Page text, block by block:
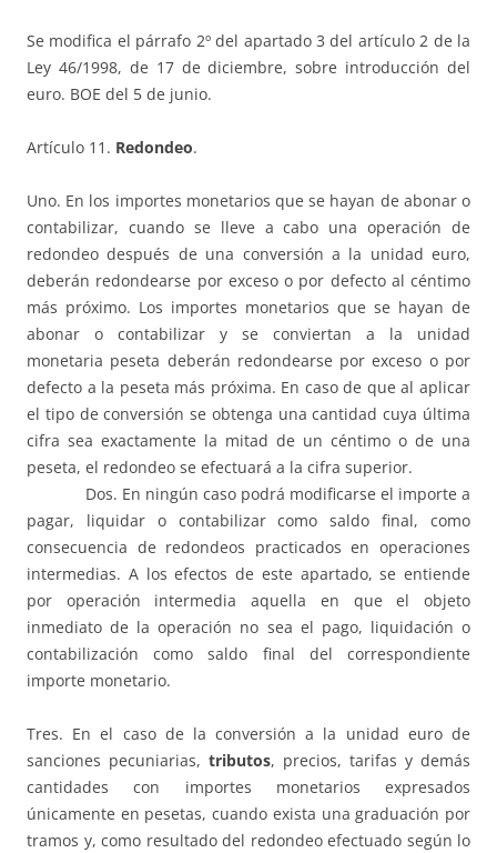
Se modifica el párrafo 2º del apartado 3 del artículo 2 de la
Ley 46/1998, de 17 de diciembre, sobre introducción del
euro. BOE del 5 de junio.
Artículo 11. Redondeo.
Uno. En los importes monetarios que se hayan de abonar o
contabilizar, cuando se lleve a cabo una operación de
redondeo después de una conversión a la unidad euro,
deberán redondearse por exceso o por defecto al céntimo
más próximo. Los importes monetarios que se hayan de
abonar o contabilizar y se conviertan a la unidad
monetaria peseta deberán redondearse por exceso o por
defecto a la peseta más próxima. En caso de que al aplicar
el tipo de conversión se obtenga una cantidad cuya última
cifra sea exactamente la mitad de un céntimo o de una
peseta, el redondeo se efectuará a la cifra superior.
Dos. En ningún caso podrá modificarse el importe a
pagar, liquidar o contabilizar como saldo final, como
consecuencia de redondeos practicados en operaciones
intermedias. A los efectos de este apartado, se entiende
por operación intermedia aquella en que el objeto
inmediato de la operación no sea el pago, liquidación o
contabilización como saldo final del correspondiente
importe monetario.
Tres. En el caso de la conversión a la unidad euro de
sanciones pecuniarias, tributos, precios, tarifas y demás
cantidades con importes monetarios expresados
únicamente en pesetas, cuando exista una graduación por
tramos y, como resultado del redondeo efectuado según lo